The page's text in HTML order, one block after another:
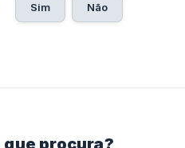
Sim Não
que procura?